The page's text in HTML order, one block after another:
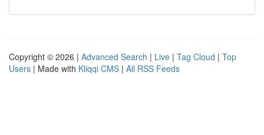
Copyright © 2026 | Advanced Search | Live | Tag Cloud | Top
Users | Made with Kliqqi CMS | All RSS Feeds